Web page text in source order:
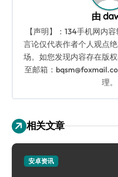
由
【声明】：134手机网内
言论仅代表作者个人观点
场。如您发现内容存在版
至邮箱：
理。
相关文章
安卓资讯